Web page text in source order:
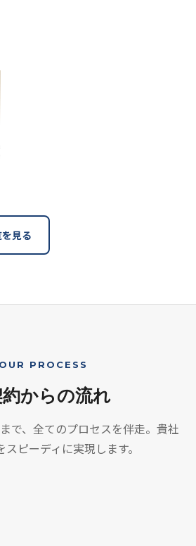
見る
OUR PROCESS
からの流れ
で、全てのプロセスを伴走。貴社
ピーディに実現します。